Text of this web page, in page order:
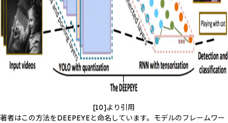
[10]より引用
著者はこの方法をDEEPEYEと命名しています。モデルのフレームワー